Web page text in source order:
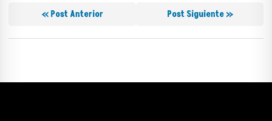
« Post Anterior Post Siguiente »